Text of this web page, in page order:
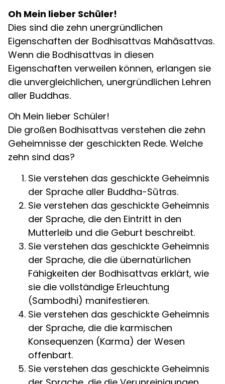
Oh Mein lieber Schüler!
Dies sind die zehn unergründlichen
Eigenschaften der Bodhisattvas Mahāsattvas.
Wenn die Bodhisattvas in diesen
Eigenschaften verweilen können, erlangen sie
die unvergleichlichen, unergründlichen Lehren
aller Buddhas.
Oh Mein lieber Schüler!
Die großen Bodhisattvas verstehen die zehn
Geheimnisse der geschickten Rede. Welche
zehn sind das?
Sie verstehen das geschickte Geheimnis
der Sprache aller Buddha-Sūtras.
Sie verstehen das geschickte Geheimnis
der Sprache, die den Eintritt in den
Mutterleib und die Geburt beschreibt.
Sie verstehen das geschickte Geheimnis
der Sprache, die die übernatürlichen
Fähigkeiten der Bodhisattvas erklärt, wie
sie die vollständige Erleuchtung
(Sambodhi) manifestieren.
Sie verstehen das geschickte Geheimnis
der Sprache, die die karmischen
Konsequenzen (Karma) der Wesen
offenbart.
Sie verstehen das geschickte Geheimnis